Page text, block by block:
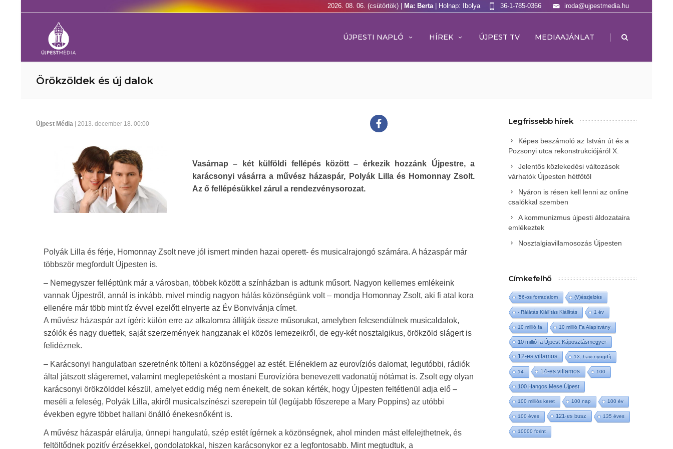
2026. 08. 06. (csütörtök) | Ma: Berta | Holnap: Ibolya iroda@ujpestmedia.hu
36-1-785-0366
ÚJPESTI NAPLÓ HÍREK ÚJPEST TV MEDIAAJÁNLAT |
Örökzöldek és új dalok
Újpest Média | 2013. december 18. 00:00
Vasárnap – két külföldi fellépés között – érkezik hozzánk Újpestre, a
karácsonyi vásárra a művész házaspár, Polyák Lilla és Homonnay Zsolt.
Az ő fellépésükkel zárul a rendezvénysorozat.
Polyák Lilla és férje, Homonnay Zsolt neve jól ismert minden hazai operett- és musicalrajongó számára. A házaspár már
többször megfordult Újpesten is.
– Nemegyszer felléptünk már a városban, többek között a színházban is adtunk műsort. Nagyon kellemes emlékeink
vannak Újpestről, annál is inkább, mivel mindig nagyon hálás közönségünk volt – mondja Homonnay Zsolt, aki fi atal kora
ellenére már több mint tíz évvel ezelőtt elnyerte az Év Bonvivánja címet.
A művész házaspár azt ígéri: külön erre az alkalomra állítják össze műsorukat, amelyben felcsendülnek musicaldalok,
szólók és nagy duettek, saját szerzemények hangzanak el közös lemezeikről, de egy-két nosztalgikus, örökzöld slágert is
felidéznek.
– Karácsonyi hangulatban szeretnénk tölteni a közönséggel az estét. Eléneklem az eurovíziós dalomat, legutóbbi, rádiók
által játszott slágeremet, valamint meglepetésként a mostani Eurovízióra benevezett vadonatúj nótámat is. Zsolt egy olyan
karácsonyi örökzölddel készül, amelyet eddig még nem énekelt, de sokan kérték, hogy Újpesten feltétlenül adja elő –
meséli a feleség, Polyák Lilla, akiről musicalszínészi szerepein túl (legújabb főszerepe a Mary Poppins) az utóbbi
években egyre többet hallani önálló énekesnőként is.
A művész házaspár elárulja, ünnepi hangulatú, szép estét ígérnek a közönségnek, ahol minden mást elfelejthetnek, és
feltöltődnek pozitív érzésekkel, gondolatokkal, hiszen karácsonykor ez a legfontosabb. Mint megtudtuk, a
Legfrissebb hírek
Képes beszámoló az István út és a
Pozsonyi utca rekonstrukciójáról X.
Jelentős közlekedési változások
várhatók Újpesten hétfőtől
Nyáron is résen kell lenni az online
csalókkal szemben
A kommunizmus újpesti áldozataira
emlékeztek
Nosztalgiavillamosozás Újpesten
Címkefelhő
'56-os forradalom (V)észjelzés
- Rálátás Kiállítás Kiállítás 1 év
10 millió fa 10 millió Fa Alapítvány
10 millió fa Újpest-Káposztásmegyer
12-es villamos 13. havi nyugdíj
14 14-es villamos 100
100 Hangos Mese Újpest
100 milliós keret 100 nap 100 év
100 éves 121-es busz 135 éves
10000 forint